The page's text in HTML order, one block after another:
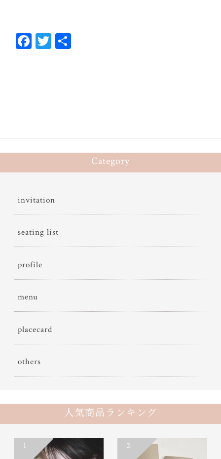
Fa T
Category
invitation
seating list
profile
menu
placecard
others
人気商品ランキング
1 2